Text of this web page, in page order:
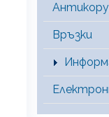
Връзки